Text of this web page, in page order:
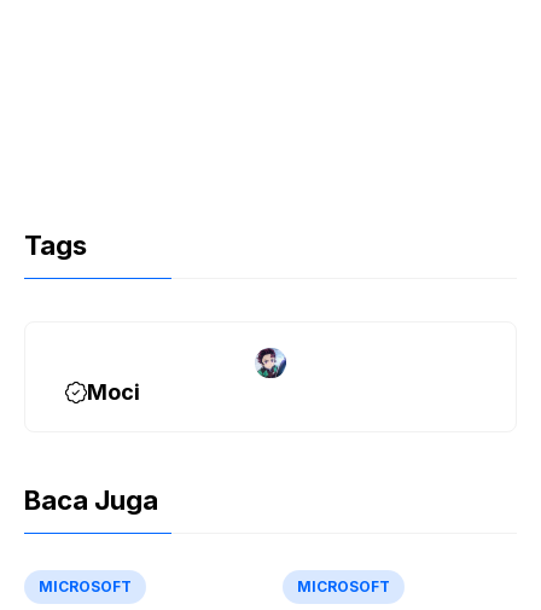
Tags
Moci
Baca Juga
MICROSOFT MICROSOFT